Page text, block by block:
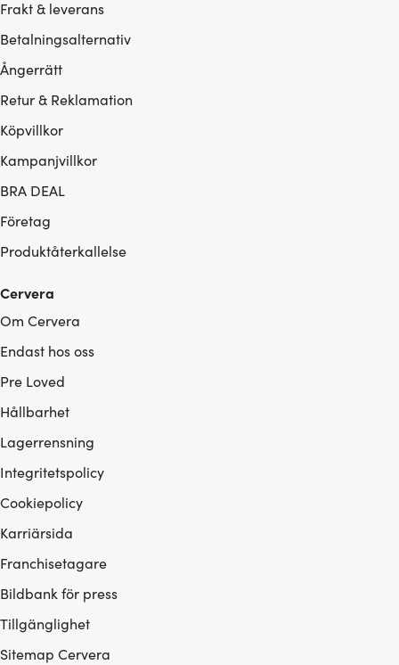
Frakt & leverans
Betalningsalternativ
Ångerrätt
Retur & Reklamation
Köpvillkor
Kampanjvillkor
BRA DEAL
Företag
Produktåterkallelse
Cervera
Om Cervera
Endast hos oss
Pre Loved
Hållbarhet
Lagerrensning
Integritetspolicy
Cookiepolicy
Karriärsida
Franchisetagare
Bildbank för press
Tillgänglighet
Sitemap Cervera